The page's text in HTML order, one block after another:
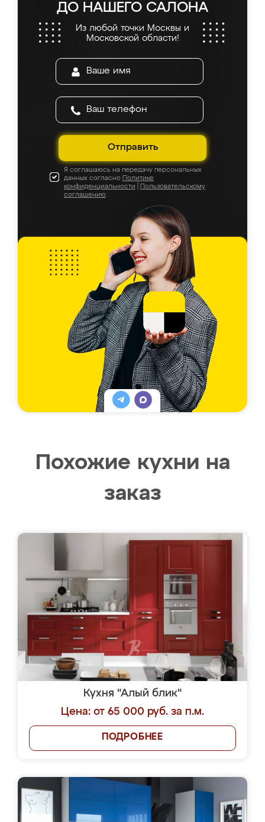
ДО НАШЕГО САЛОНА
Из любой точки Москвы и
Московской области!
Отправить
Я соглашаюсь на передачу персональных
данных согласно Политике
конфиденциальности
Пользовательскому
соглашению
Похожие кухни на
заказ
Кухня "Алый блик"
Цена: от 65 000 руб. за п.м.
ПОДРОБНЕЕ